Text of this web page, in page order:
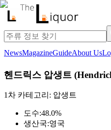
NewsMagazineGuideAbout Us
헨드릭스 압생트 (
1차 카테고리: 압생트
도수:48.0%
생산국:영국